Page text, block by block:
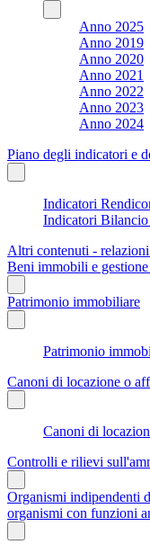
Anno 2025
Anno 2019
Anno 2020
Anno 2021
Anno 2022
Anno 2023
Anno 2024
Piano degli indicatori e
Indicatori
Indicatori
Altri contenuti -
Beni immobili e
Patrimonio immobiliare
Patrimonio
Canoni di locazione o
Canoni di
Controlli e rilievi
Organismi indipendenti
organismi con funzioni